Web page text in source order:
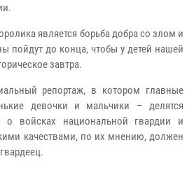
является борьба добра со злом и
пойдут до конца, чтобы у детей нашей
завтра.
репортаж, в котором главные
девочки и мальчики – делятся
о войсках национальной гвардии и
качествами, по их мнению, должен